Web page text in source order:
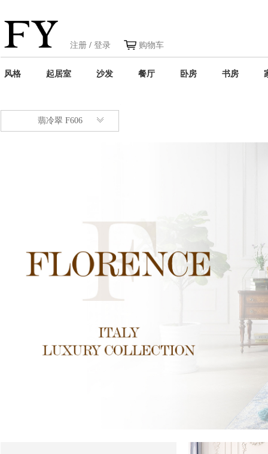
注册 / 登录 购物车
风格 起居室 沙发 餐厅 卧房 书房
翡冷翠 F606